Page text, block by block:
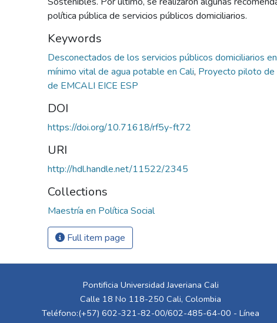
política pública de servicios públicos domiciliarios.
Keywords
Desconectados de los servicios públicos domiciliarios
mínimo vital de agua potable en Cali, Proyecto piloto
de EMCALI EICE ESP
DOI
https://doi.org/10.71618/rf5y-ft72
URI
http://hdl.handle.net/11522/2345
Collections
Maestría en Política Social
Full item page
Pontificia Universidad Javeriana Cali
Calle 18 No 118-250 Cali, Colombia
Teléfono:(+57) 602-321-82-00/602-485-64-00 - Línea